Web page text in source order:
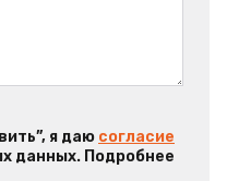
я даю согласие
данных. Подробнее